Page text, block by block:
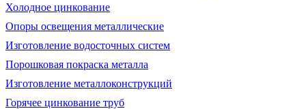
Холодное цинкование
Опоры освещения металлические
Изготовление водосточных систем
Порошковая покраска металла
Изготовление металлоконструкций
Горячее цинкование труб